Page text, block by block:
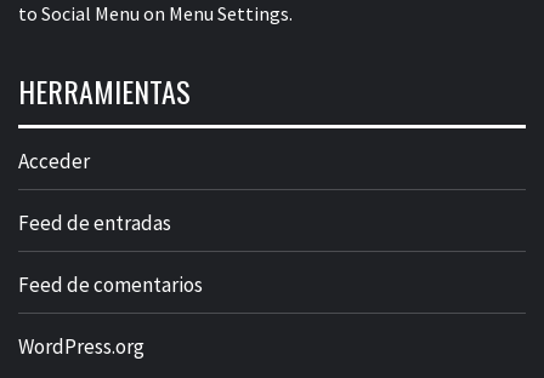
to Social Menu on Menu Settings.
HERRAMIENTAS
Acceder
Feed de entradas
Feed de comentarios
WordPress.org